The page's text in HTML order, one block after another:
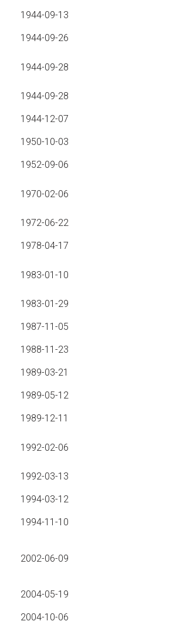
1944-09-13
1944-09-26
1944-09-28
1944-09-28
1944-12-07
1950-10-03
1952-09-06
1970-02-06
1972-06-22
1978-04-17
1983-01-10
1983-01-29
1987-11-05
1988-11-23
1989-03-21
1989-05-12
1989-12-11
1992-02-06
1992-03-13
1994-03-12
1994-11-10
2002-06-09
2004-05-19
2004-10-06